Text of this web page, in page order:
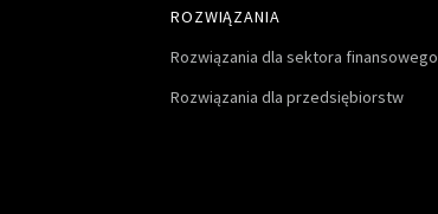
ROZWIĄZANIA
Rozwiązania dla sektora finansowego
Rozwiązania dla przedsiębiorstw